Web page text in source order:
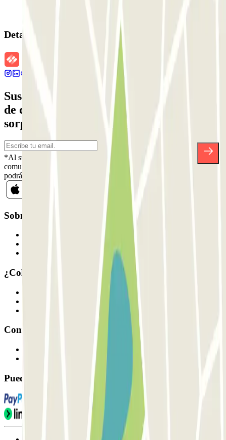
Detalles de la reserva
Suscríbete a nuestra newsletter y entérate
de descuentos, sorteos y otras muchas
sorpresas.
*Al suscribirte aceptas nuestra Política de Privacidad para recibir
comunicaciones comerciales de Parclick. Sin ningún compromiso,
podrás darte de baja cuando quieras en la misma newsletter.
Sobre Parclick
¿Colaboramos?
Contacto
Puedes utilizar estos métodos de pago: